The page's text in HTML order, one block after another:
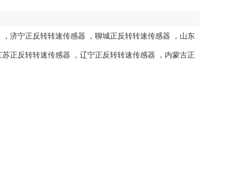
， 济宁正反转转速传感器 ， 聊城正反转转速传感器 ， 山东
苏正反转转速传感器 ， 辽宁正反转转速传感器 ， 内蒙古正